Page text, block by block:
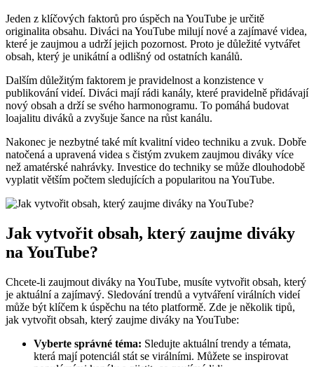
Jeden z klíčových faktorů pro úspěch na YouTube je určitě
originalita obsahu. Diváci na YouTube milují nové a zajímavé videa,
které je zaujmou a udrží jejich pozornost. Proto je důležité vytvářet
obsah, který je unikátní a odlišný od ostatních kanálů.
Dalším důležitým faktorem je pravidelnost a konzistence v
publikování videí. Diváci mají rádi kanály, které pravidelně přidávají
nový obsah a drží se svého harmonogramu. To pomáhá budovat
loajalitu diváků a zvyšuje šance na růst kanálu.
Nakonec je nezbytné také mít kvalitní video techniku a zvuk. Dobře
natočená a upravená videa s čistým zvukem zaujmou diváky více
než amatérské nahrávky. Investice do techniky se může dlouhodobě
vyplatit větším počtem sledujících a popularitou na YouTube.
Jak vytvořit obsah, který zaujme diváky
na YouTube?
Chcete-li zaujmout diváky na YouTube, musíte vytvořit obsah, který
je aktuální a zajímavý. Sledování trendů a vytváření virálních videí
může být klíčem k úspěchu na této platformě. Zde je několik tipů,
jak vytvořit obsah, který zaujme diváky na YouTube:
Vyberte správné téma: Sledujte aktuální trendy a témata,
která mají potenciál stát se virálními. Můžete se inspirovat